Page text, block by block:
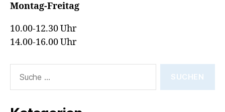
Montag-Freitag
10.00-12.30 Uhr
14.00-16.00 Uhr
nach: